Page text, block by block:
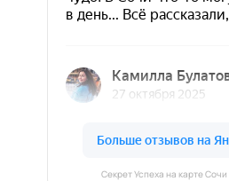
Секрет Успеха на карте